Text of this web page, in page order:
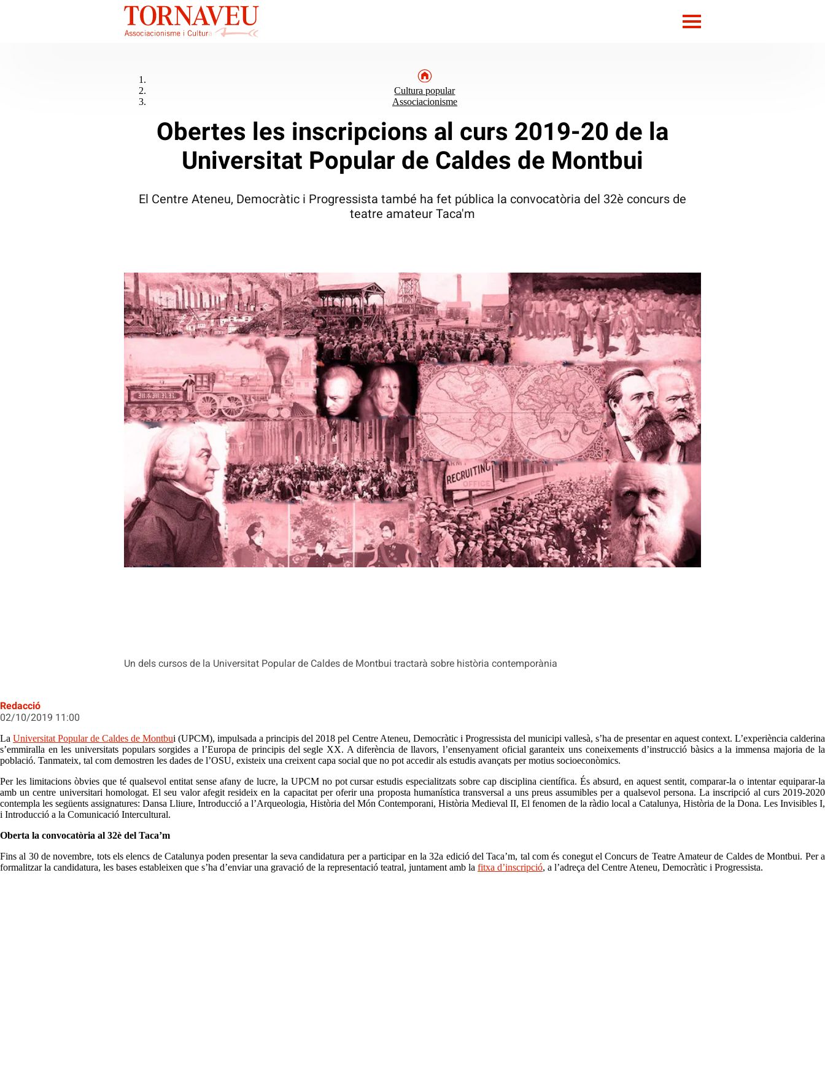
Un dels cursos de la Universitat Popular de Caldes de Montbui tractarà sobre història contemporània
Cultura popular
Associacionisme
Obertes les inscripcions al curs 2019-20 de la
Universitat Popular de Caldes de Montbui
El Centre Ateneu, Democràtic i Progressista també ha fet pública la convocatòria del 32è concurs de
teatre amateur Taca'm
Redacció
02/10/2019 11:00
LaUniversitat Popular de Caldes de Montbui (UPCM), impulsada a principis del 2018 pel Centre Ateneu, Democràtic i Progressista del municipi vallesà, s’ha de presentar en aquest context. L’experiència calderina
s’emmiralla en les universitats populars sorgides a l’Europa de principis del segle XX. A diferència de llavors, l’ensenyament oficial garanteix uns coneixements d’instrucció bàsics a la immensa majoria de la
població. Tanmateix, tal com demostren les dades de l’OSU, existeix una creixent capa social que no pot accedir als estudis avançats per motius socioeconòmics.
Per les limitacions òbvies que té qualsevol entitat sense afany de lucre, la UPCM no pot cursar estudis especialitzats sobre cap disciplina científica. És absurd, en aquest sentit, comparar-la o intentar equiparar-la
amb un centre universitari homologat. El seu valor afegit resideix en la capacitat per oferir una proposta humanística transversal a uns preus assumibles per a qualsevol persona. La inscripció al curs 2019-2020
contempla les següents assignatures: Dansa Lliure, Introducció a l’Arqueologia, Història del Món Contemporani, Història Medieval II, El fenomen de la ràdio local a Catalunya, Història de la Dona. Les Invisibles I,
i Introducció a la Comunicació Intercultural.
Oberta la convocatòria al 32è del Taca’m
Fins al 30 de novembre, tots els elencs de Catalunya poden presentar la seva candidatura per a participar en la 32a edició del Taca’m, tal com és conegut el Concurs de Teatre Amateur de Caldes de Montbui. Per a
formalitzar la candidatura, les bases estableixen que s’ha d’enviar una gravació de la representació teatral, juntament amb la fitxa d’inscripció, a l’adreça del Centre Ateneu, Democràtic i Progressista.